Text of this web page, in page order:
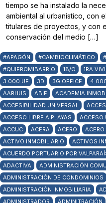
tiempo se ha instalado la
ambiental al urbanístico, con
titulares de proyectos, y con
conservación del medio […]
#APAGÓN #CAMBIOCLIMÁTICO
#QUIEROMIBARRIO
18/O 1RA
3.000 UF
3D 3G OFFICE
AARHUS
ABIF ACADEMIA
ACCESIBILIDAD UNIVERSAL
ACCESO LIBRE A PLAYAS
ACCESO
ACCUC
ACERA ACERO
ACTIVO INMOBILIARIO
ACTIVOS
ACUERDO PORTUARIO POR
ADACTIVA
ADMINISTRACIÓN
ADMINISTRACIÓN DE CONDOMINIOS
ADMINISTRACIÓN INMOBILIARIA